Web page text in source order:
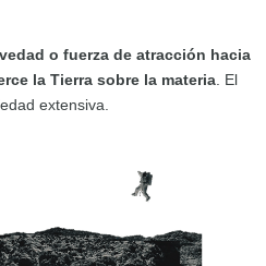
o fuerza de atracción hacia
la Tierra sobre la materia . El
extensiva.